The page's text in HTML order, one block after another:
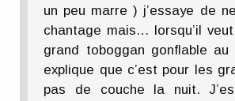
un peu marre ) j’essaye de
chantage mais… lorsqu’il
grand toboggan gonflable
explique que c’est pour les
pas de couche la nuit.